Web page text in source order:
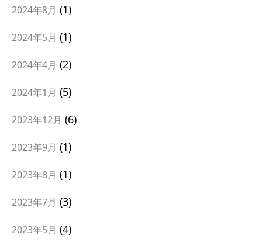
2024年8月 1
2024年5月 1
2024年4月 2
2024年1月 5
2023年12月 6
2023年9月 1
2023年8月 1
2023年7月 3
2023年5月 4